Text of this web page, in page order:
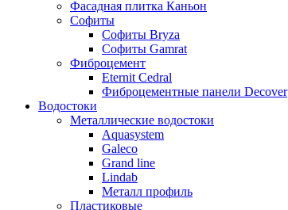
Фасадная плитка Каньон
Софиты
Софиты Bryza
Софиты Gamrat
Фиброцемент
Eternit Cedral
Фиброцементные панели Decover
Водостоки
Металлические водостоки
Aquasystem
Galeco
Grand line
Lindab
Металл профиль
Пластиковые